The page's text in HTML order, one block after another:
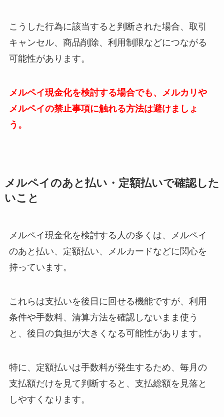
こうした行為に該当すると判断された場合、取引
キャンセル、商品削除、利用制限などにつながる
可能性があります。
メルペイ現金化を検討する場合でも、メルカリや
メルペイの禁止事項に触れる方法は避けましょ
う。
メルペイのあと払い・定額払いで確認した
いこと
メルペイ現金化を検討する人の多くは、メルペイ
のあと払い、定額払い、メルカードなどに関心を
持っています。
これらは支払いを後日に回せる機能ですが、利用
条件や手数料、清算方法を確認しないまま使う
と、後日の負担が大きくなる可能性があります。
特に、定額払いは手数料が発生するため、毎月の
支払額だけを見て判断すると、支払総額を見落と
しやすくなります。